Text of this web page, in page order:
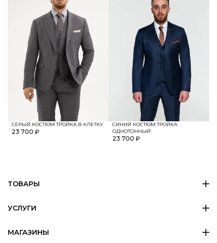
СЕРЫЙ КОСТЮМ ТРОЙКА В КЛЕТКУ
23 700 ₽
СИНИЙ КОСТЮМ ТРОЙКА
ОДНОТОННЫЙ
23 700 ₽
ТОВАРЫ
УСЛУГИ
МАГАЗИНЫ